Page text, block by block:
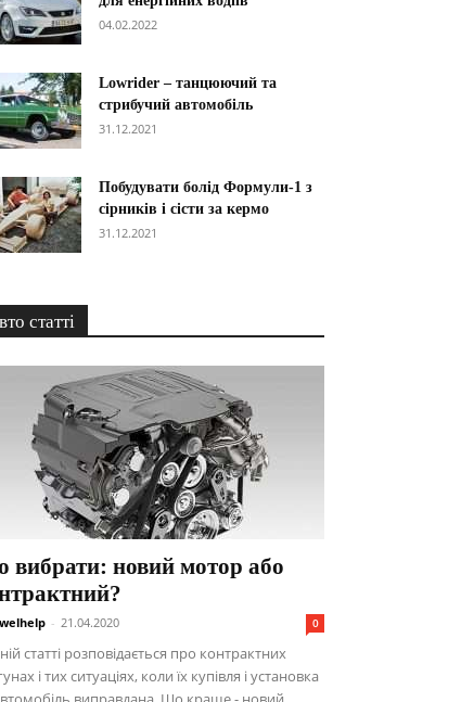
04.02.2022
Lowrider – танцюючий та
стрибучий автомобіль
31.12.2021
Побудувати болід Формули-1 з
сірників і сісти за кермо
31.12.2021
статті
новий мотор або
- 21.04.2020 0
статті розповідається про контрактних
і тих ситуаціях, коли їх купівля і установка